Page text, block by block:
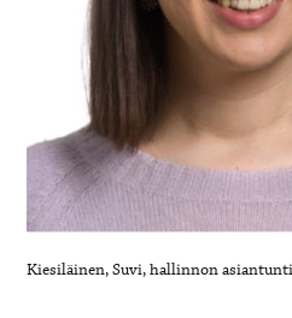
Kiesiläinen, Suvi, hallinnon